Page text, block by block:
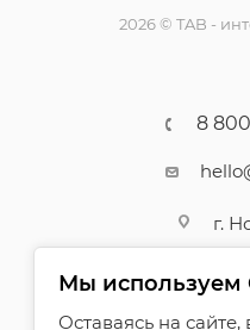
2026 © TAB -
8
г.
Мы используем
Оставаясь на